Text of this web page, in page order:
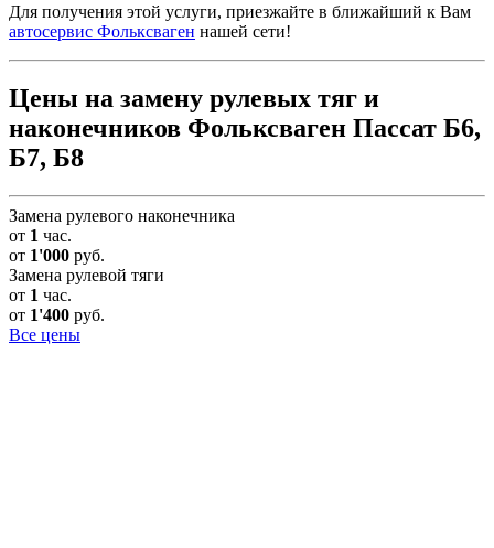
Для получения этой услуги, приезжайте в ближайший к Вам
автосервис Фольксваген нашей сети!
Цены на замену рулевых тяг и
наконечников Фольксваген Пассат Б6,
Б7, Б8
Замена рулевого наконечника
от 1 час.
от 1'000 руб.
Замена рулевой тяги
от 1 час.
от 1'400 руб.
Все цены